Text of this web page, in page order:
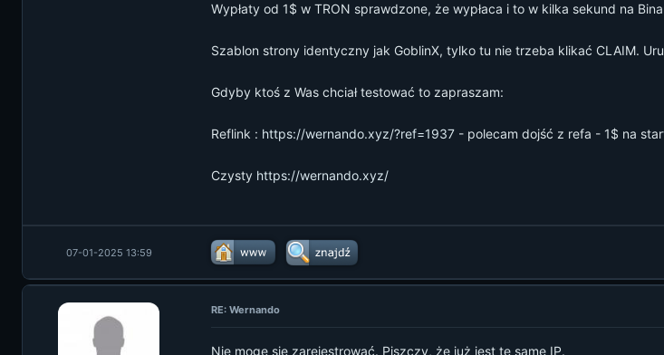
Wypłaty od 1$ w TRON sprawdzone, że wypłaca i to w kilka sekund na
Szablon strony identyczny jak GoblinX, tylko tu nie trzeba klikać CLAIM.
Gdyby ktoś z Was chciał testować to zapraszam:
Reflink : https://wernando.xyz/?ref=1937 - polecam dojść z refa - 1$ na
Czysty https://wernando.xyz/
07-01-2025 13:59
RE: Wernando
Nie mogę się zarejestrować. Piszczy, że już jest te same IP.